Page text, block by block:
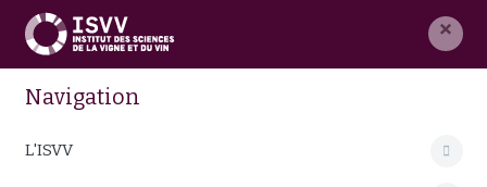
×
Navigation
L'ISVV